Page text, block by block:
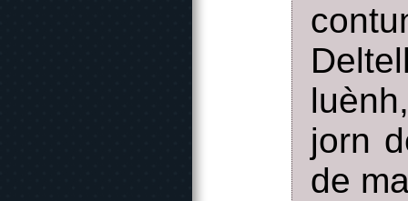
jorn
de